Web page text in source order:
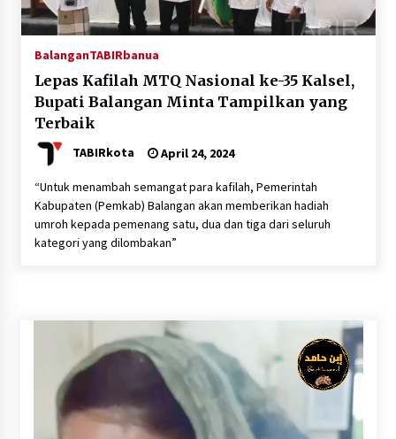
BalanganTABIRbanua
Lepas Kafilah MTQ Nasional ke-35 Kalsel,
Bupati Balangan Minta Tampilkan yang
Terbaik
TABIRkota April 24, 2024
“Untuk menambah semangat para kafilah, Pemerintah
Kabupaten (Pemkab) Balangan akan memberikan hadiah
umroh kepada pemenang satu, dua dan tiga dari seluruh
kategori yang dilombakan”